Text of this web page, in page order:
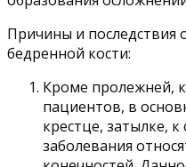
Причины и последствия
бедренной кости:
Кроме пролежней,
пациентов, в
крестце, затылке,
заболевания